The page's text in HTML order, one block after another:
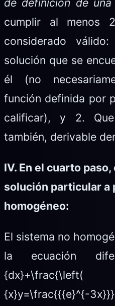
de definición de
cumplir al menos
considerado
solución que se
él (no
función definida por
calificar), y 2.
también, derivable
IV. En el cuarto
solución particular a
homogéneo:
El sistema no
la ecuación
{x}y=\frac{{{e}^{-